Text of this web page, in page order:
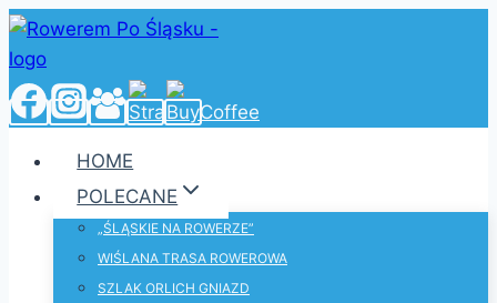
Przejdź
do
treści
HOME
POLECANE
„ŚLĄSKIE NA ROWERZE”
WIŚLANA TRASA ROWEROWA
SZLAK ORLICH GNIAZD